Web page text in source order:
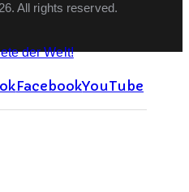
All rights reserved.
FacebookYouTube